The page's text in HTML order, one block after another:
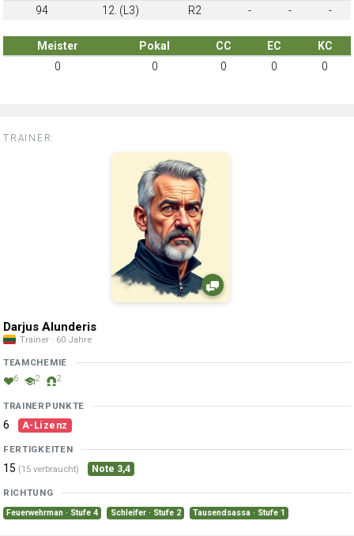
94
12. (L3) R2 - - -
Meister Pokal CC EC
KC
0
0 0 0 0
TRAINER:
Darjus Alunderis
Trainer · 60 Jahre
TEAMCHEMIE
6 2 2
TRAINERPUNKTE
6 A-Lizenz
FERTIGKEITEN
15 (15 verbraucht) Note 3,4
RICHTUNG
Feuerwehrman · Stufe 4 Schleifer · Stufe 2 Tausendsassa · Stufe 1